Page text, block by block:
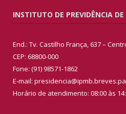
INSTITUTO DE PREVIDÊNCIA DE
End.: Tv. Castilho França, 637 –
CEP: 68800-000
Fone: (91) 98571-1862
E-mail:
Horário de atendimento: 08:00 às